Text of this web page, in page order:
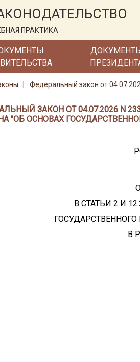
ПРАКТИКА
Федеральный закон от
ЗАКОН ОТ 04.07.2026 N
"ОБ ОСНОВАХ
В СТАТЬИ 2 И
В